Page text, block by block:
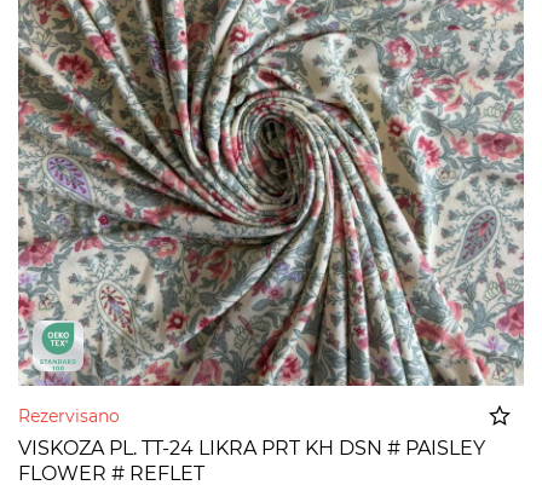
Rezervisano
VISKOZA PL. TT-24 LIKRA PRT KH DSN # PAISLEY
FLOWER # REFLET